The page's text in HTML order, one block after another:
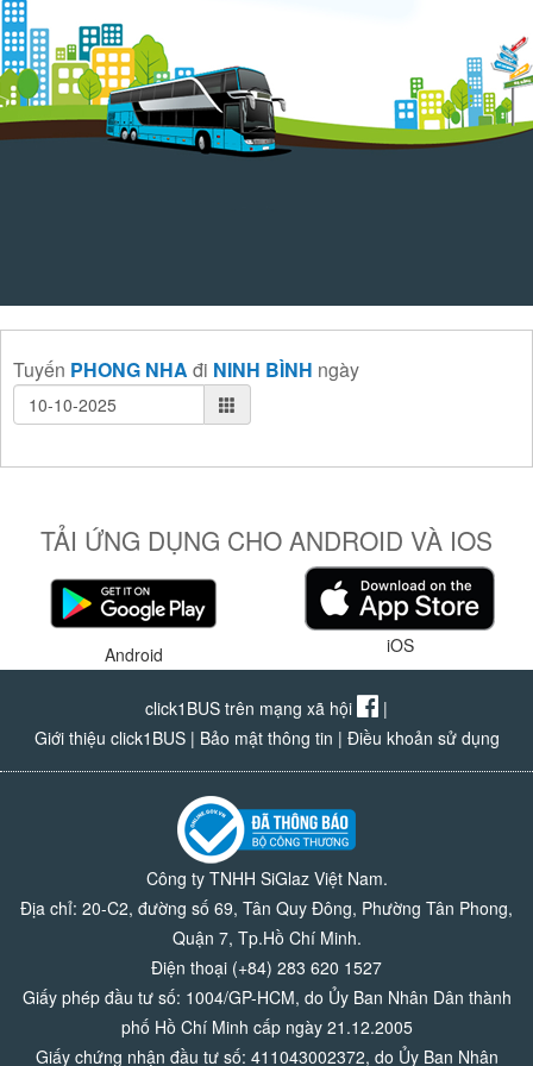
Tuyến PHONG NHA đi NINH BÌNH ngày
TẢI ỨNG DỤNG CHO ANDROID VÀ IOS
Android iOS
click1BUS trên mạng xã hội
|
Giới thiệu click1BUS| Bảo mật thông tin | Điều khoản sử dụng
Công ty TNHH SiGlaz Việt Nam.
Địa chỉ: 20-C2, đường số 69, Tân Quy Đông, Phường Tân Phong,
Quận 7, Tp.Hồ Chí Minh.
Điện thoại (+84) 283 620 1527
Giấy phép đầu tư số: 1004/GP-HCM, do Ủy Ban Nhân Dân thành
phố Hồ Chí Minh cấp ngày 21.12.2005
Giấy chứng nhận đầu tư số: 411043002372, do Ủy Ban Nhân